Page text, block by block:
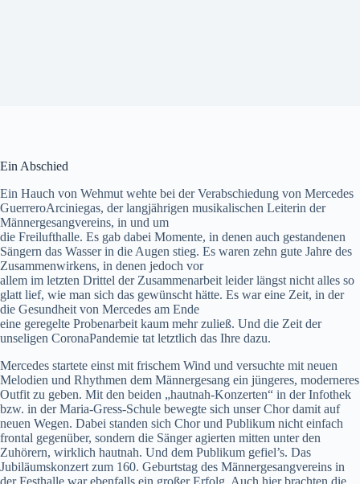
Ein Abschied
Ein Hauch von Wehmut wehte bei der Verabschiedung von Mercedes
GuerreroArciniegas, der langjährigen musikalischen Leiterin der
Männergesangvereins, in und um
die Freilufthalle. Es gab dabei Momente, in denen auch gestandenen
Sängern das Wasser in die Augen stieg. Es waren zehn gute Jahre des
Zusammenwirkens, in denen jedoch vor
allem im letzten Drittel der Zusammenarbeit leider längst nicht alles so
glatt lief, wie man sich das gewünscht hätte. Es war eine Zeit, in der
die Gesundheit von Mercedes am Ende
eine geregelte Probenarbeit kaum mehr zuließ. Und die Zeit der
unseligen CoronaPandemie tat letztlich das Ihre dazu.
Mercedes startete einst mit frischem Wind und versuchte mit neuen
Melodien und Rhythmen dem Männergesang ein jüngeres, moderneres
Outfit zu geben. Mit den beiden „hautnah-Konzerten“ in der Infothek
bzw. in der Maria-Gress-Schule bewegte sich unser Chor damit auf
neuen Wegen. Dabei standen sich Chor und Publikum nicht einfach
frontal gegenüber, sondern die Sänger agierten mitten unter den
Zuhörern, wirklich hautnah. Und dem Publikum gefiel’s. Das
Jubiläumskonzert zum 160. Geburtstag des Männergesangvereins in
der Festhalle war ebenfalls ein großer Erfolg. Auch hier brachten die